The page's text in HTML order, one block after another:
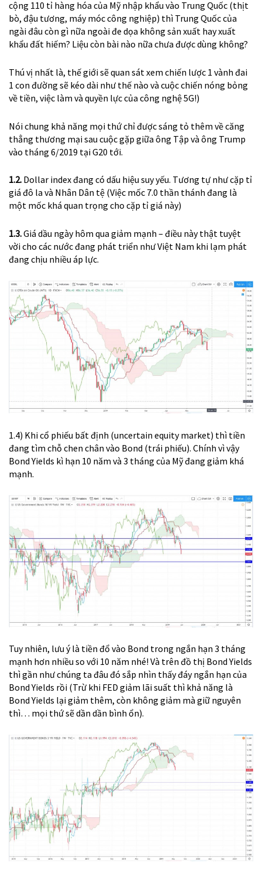
cộng 110 tỉ hàng hóa của Mỹ nhập khẩu vào Trung Quốc (thịt
bò, đậu tương, máy móc công nghiệp) thì Trung Quốc của
ngài đâu còn gì nữa ngoài đe dọa không sản xuất hay xuất
khẩu đất hiếm? Liệu còn bài nào nữa chưa được dùng không?
Thú vị nhất là, thế giới sẽ quan sát xem chiến lược 1 vành đai
1 con đường sẽ kéo dài như thế nào và cuộc chiến nóng bỏng
về tiền, việc làm và quyền lực của công nghệ 5G!)
Nói chung khả năng mọi thứ chỉ được sáng tỏ thêm về căng
thẳng thương mại sau cuộc gặp giữa ông Tập và ông Trump
vào tháng 6/2019 tại G20 tới.
1.2. Dollar index đang có dấu hiệu suy yếu. Tương tự như cặp tỉ
giá đô la và Nhân Dân tệ (Việc mốc 7.0 thần thánh đang là
một mốc khá quan trọng cho cặp tỉ giá này)
1.3.Giá dầu ngày hôm qua giảm mạnh – điều này thật tuyệt
vời cho các nước đang phát triển như Việt Nam khi lạm phát
đang chịu nhiều áp lực.
1.4) Khi cổ phiếu bất định (uncertain equity market) thì tiền
đang tìm chỗ chen chân vào Bond (trái phiếu). Chính vì vậy
Bond Yields kì hạn 10 năm và 3 tháng của Mỹ đang giảm khá
mạnh.
Tuy nhiên, lưu ý là tiền đổ vào Bond trong ngắn hạn 3 tháng
mạnh hơn nhiều so với 10 năm nhé! Và trên đồ thị Bond Yields
thì gần như chúng ta đâu đó sắp nhìn thấy đáy ngắn hạn của
Bond Yields rồi (Trừ khi FED giảm lãi suất thì khả năng là
Bond Yields lại giảm thêm, còn không giảm mà giữ nguyên
thì… mọi thứ sẽ dần dần bình ổn).